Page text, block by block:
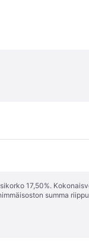
17,50%.
summa